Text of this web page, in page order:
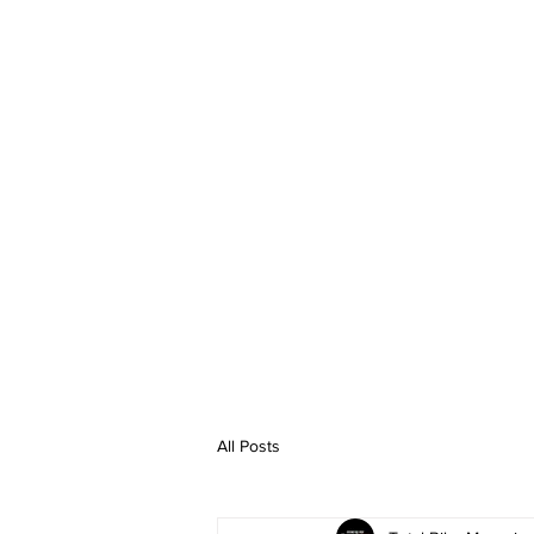
All Posts